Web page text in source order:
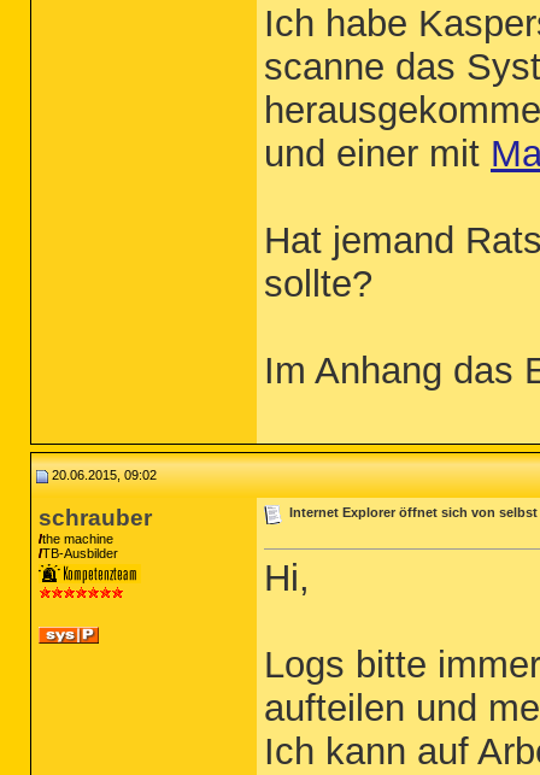
Ich habe
scanne das
und einer mit
Hat jemand
sollte?
Im Anhang das
20.06.2015, 09:02
schrauber
the machine
TB-Ausbilder
Internet Explorer öffnet sich von selbst
Hi,
Logs bitte
aufteilen und
Ich kann auf